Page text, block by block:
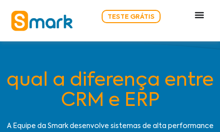
TESTE GRÁTIS
qual a diferença entre
CRM e ERP
A Equipe da Smark desenvolve sistemas de alta performance